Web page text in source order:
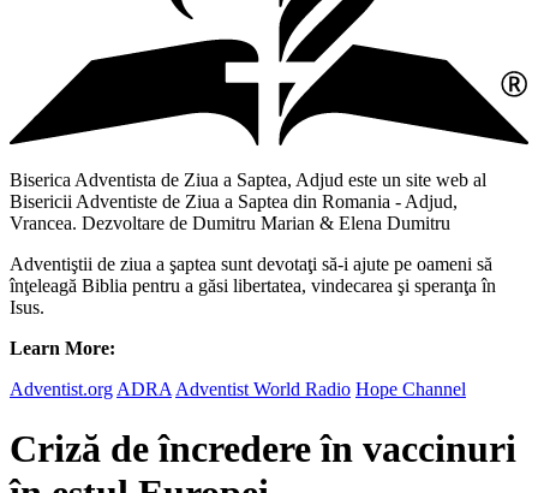
Biserica Adventista de Ziua a Saptea, Adjud este un site web al
Bisericii Adventiste de Ziua a Saptea din Romania - Adjud,
Vrancea. Dezvoltare de Dumitru Marian & Elena Dumitru
Adventiştii de ziua a şaptea sunt devotaţi să-i ajute pe oameni să
înţeleagă Biblia pentru a găsi libertatea, vindecarea şi speranţa în
Isus.
Learn More:
Adventist.org ADRA Adventist World Radio Hope Channel
Criză de încredere în vaccinuri